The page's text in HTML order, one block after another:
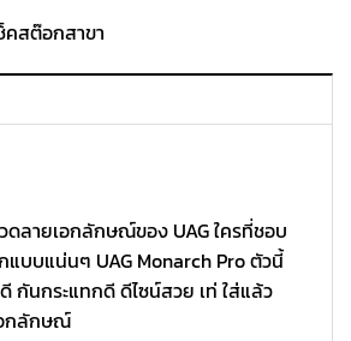
คสต๊อกสาขา
ดลายเอกลักษณ์ของ UAG ใครที่ชอบ
แบบแน่นๆ UAG Monarch Pro ตัวนี้
กันกระแทกดี ดีไซน์สวย เท่ ใส่แล้ว
กลักษณ์